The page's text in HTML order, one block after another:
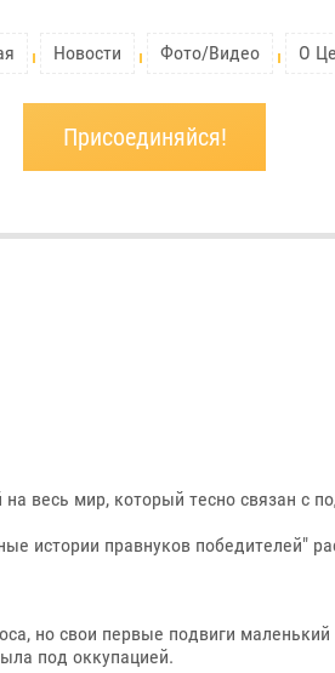
Новости Фото/Видео О
Присоединяйся!
весь мир, который тесно связан с
истории правнуков победителей"
но свои первые подвиги
под оккупацией.